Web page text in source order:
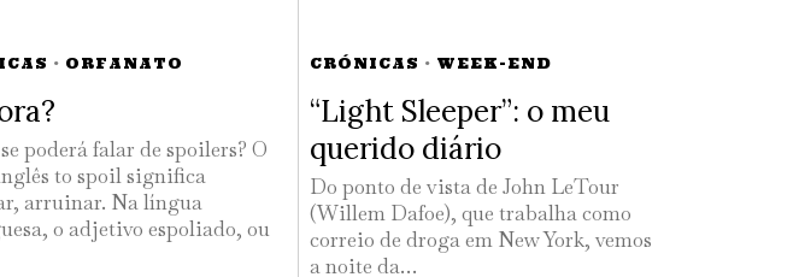
· ORFANATO
poderá falar de spoilers? O
to spoil significa
arruinar. Na língua
o adjetivo espoliado, ou
CRÓNICAS · WEEK-END
“Light Sleeper”: o meu
querido diário
Do ponto de vista de John LeTour
(Willem Dafoe), que trabalha como
correio de droga em New York, vemos
a noite da…